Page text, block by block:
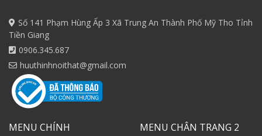
Số 141 Phạm Hùng Ấp 3 Xã Trung An Thành Phố Mỹ Tho Tỉnh
Tiền Giang
0906.345.687
huuthinhnoithat@gmail.com
MENU CHÍNH MENU CHÂN TRANG 2